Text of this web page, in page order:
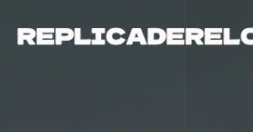
contenido